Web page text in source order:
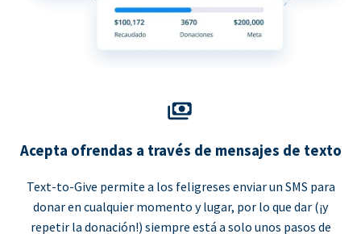
Acepta ofrendas a través de mensajes de texto
Text-to-Give permite a los feligreses enviar un SMS para
donar en cualquier momento y lugar, por lo que dar (¡y
repetir la donación!) siempre está a solo unos pasos de